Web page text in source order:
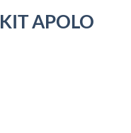
KIT APOLO